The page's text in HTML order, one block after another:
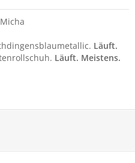
Läuft.
Läuft. Meistens.